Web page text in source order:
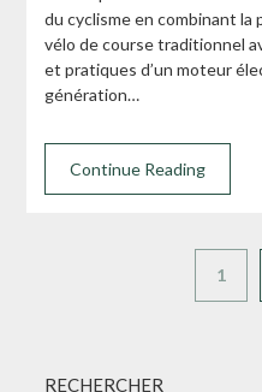
du cyclisme en combinant la
vélo de course traditionnel
et pratiques d’un moteur
génération…
Continue Reading
1
RECHERCHER